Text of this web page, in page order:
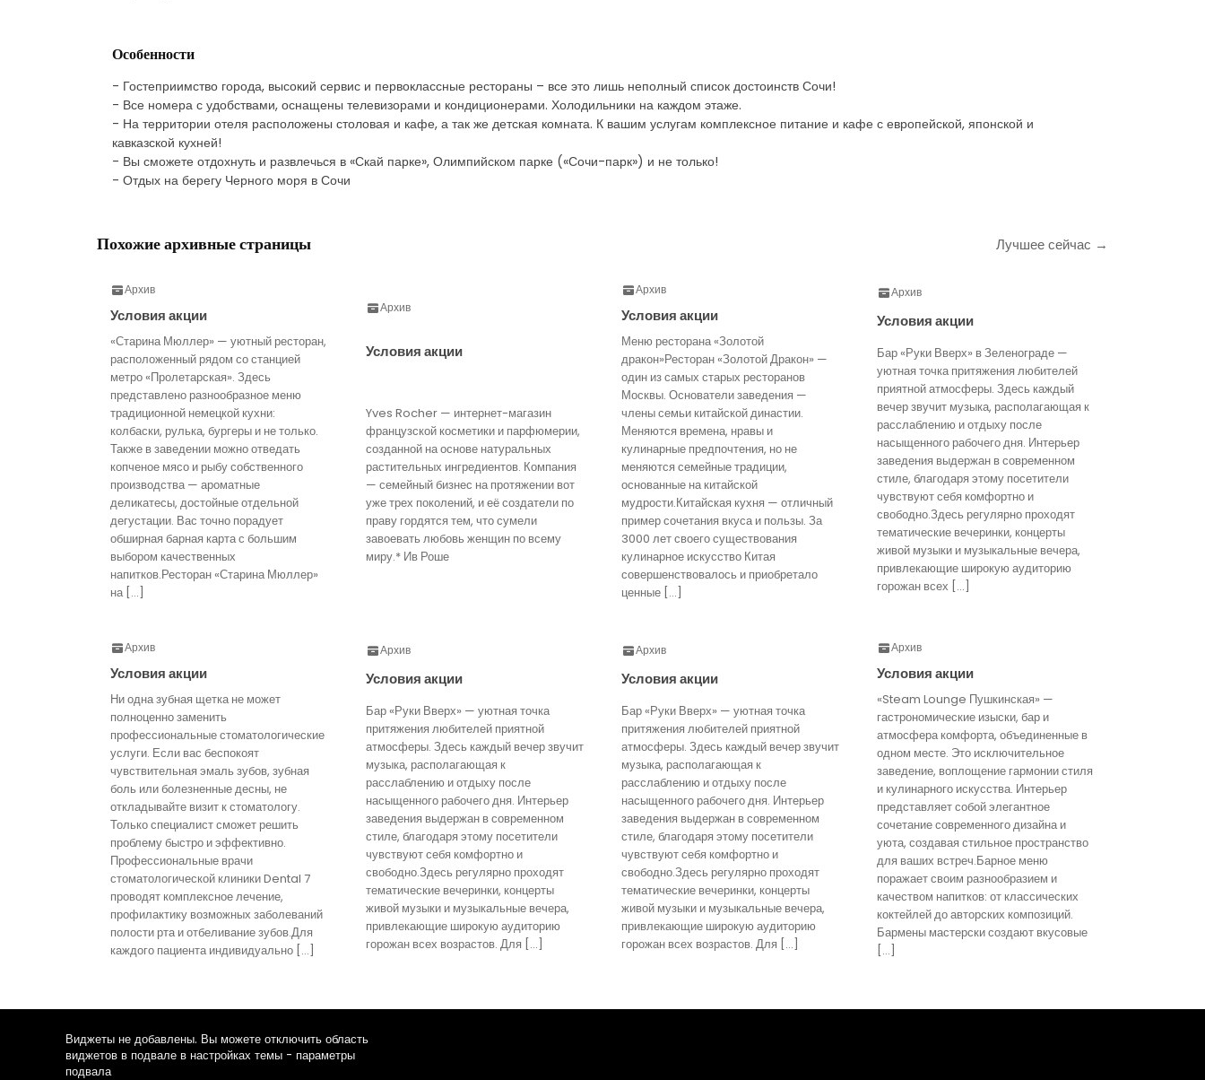
Особенности
- Гостеприимство города, высокий сервис и первоклассные рестораны – все это лишь неполный список достоинств Сочи!
- Все номера с удобствами, оснащены телевизорами и кондиционерами. Холодильники на каждом этаже.
- На территории отеля расположены столовая и кафе, а так же детская комната. К вашим услугам комплексное питание и кафе с европейской, японской и
кавказской кухней!
- Вы сможете отдохнуть и развлечься в «Скай парке», Олимпийском парке («Сочи-парк») и не только!
- Отдых на берегу Черного моря в Сочи
Похожие архивные страницы Лучшее сейчас →
Архив
Условия акции
«Старина Мюллер» — уютный ресторан,
расположенный рядом со станцией
метро «Пролетарская». Здесь
представлено разнообразное меню
традиционной немецкой кухни:
колбаски, рулька, бургеры и не только.
Также в заведении можно отведать
копченое мясо и рыбу собственного
производства — ароматные
деликатесы, достойные отдельной
дегустации. Вас точно порадует
обширная барная карта с большим
выбором качественных
напитков.Ресторан «Старина Мюллер»
на […]
Архив
Условия акции
Yves Rocher — интернет-магазин
французской косметики и парфюмерии,
созданной на основе натуральных
растительных ингредиентов. Компания
— семейный бизнес на протяжении вот
уже трех поколений, и её создатели по
праву гордятся тем, что сумели
завоевать любовь женщин по всему
миру.* Ив Роше
Архив
Условия акции
Меню ресторана «Золотой
дракон»Ресторан «Золотой Дракон» —
один из самых старых ресторанов
Москвы. Основатели заведения —
члены семьи китайской династии.
Меняются времена, нравы и
кулинарные предпочтения, но не
меняются семейные традиции,
основанные на китайской
мудрости.Китайская кухня — отличный
пример сочетания вкуса и пользы. За
3000 лет своего существования
кулинарное искусство Китая
совершенствовалось и приобретало
ценные […]
Архив
Условия акции
Бар «Руки Вверх» в Зеленограде —
уютная точка притяжения любителей
приятной атмосферы. Здесь каждый
вечер звучит музыка, располагающая к
расслаблению и отдыху после
насыщенного рабочего дня. Интерьер
заведения выдержан в современном
стиле, благодаря этому посетители
чувствуют себя комфортно и
свободно.Здесь регулярно проходят
тематические вечеринки, концерты
живой музыки и музыкальные вечера,
привлекающие широкую аудиторию
горожан всех […]
Архив
Условия акции
Ни одна зубная щетка не может
полноценно заменить
профессиональные стоматологические
услуги. Если вас беспокоят
чувствительная эмаль зубов, зубная
боль или болезненные десны, не
откладывайте визит к стоматологу.
Только специалист сможет решить
проблему быстро и эффективно.
Профессиональные врачи
стоматологической клиники Dental 7
проводят комплексное лечение,
профилактику возможных заболеваний
полости рта и отбеливание зубов.Для
каждого пациента индивидуально […]
Архив
Условия акции
Бар «Руки Вверх» — уютная точка
притяжения любителей приятной
атмосферы. Здесь каждый вечер звучит
музыка, располагающая к
расслаблению и отдыху после
насыщенного рабочего дня. Интерьер
заведения выдержан в современном
стиле, благодаря этому посетители
чувствуют себя комфортно и
свободно.Здесь регулярно проходят
тематические вечеринки, концерты
живой музыки и музыкальные вечера,
привлекающие широкую аудиторию
горожан всех возрастов. Для […]
Архив
Условия акции
Бар «Руки Вверх» — уютная точка
притяжения любителей приятной
атмосферы. Здесь каждый вечер звучит
музыка, располагающая к
расслаблению и отдыху после
насыщенного рабочего дня. Интерьер
заведения выдержан в современном
стиле, благодаря этому посетители
чувствуют себя комфортно и
свободно.Здесь регулярно проходят
тематические вечеринки, концерты
живой музыки и музыкальные вечера,
привлекающие широкую аудиторию
горожан всех возрастов. Для […]
Архив
Условия акции
«Steam Lounge Пушкинская» —
гастрономические изыски, бар и
атмосфера комфорта, объединенные в
одном месте. Это исключительное
заведение, воплощение гармонии стиля
и кулинарного искусства. Интерьер
представляет собой элегантное
сочетание современного дизайна и
уюта, создавая стильное пространство
для ваших встреч.Барное меню
поражает своим разнообразием и
качеством напитков: от классических
коктейлей до авторских композиций.
Бармены мастерски создают вкусовые
[…]
Виджеты не добавлены. Вы можете отключить область
виджетов в подвале в настройках темы - параметры
подвала